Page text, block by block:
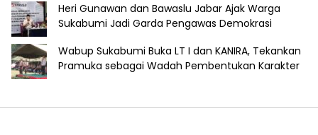
Heri Gunawan dan Bawaslu Jabar Ajak Warga
Sukabumi Jadi Garda Pengawas Demokrasi
Wabup Sukabumi Buka LT I dan KANIRA, Tekankan
Pramuka sebagai Wadah Pembentukan Karakter